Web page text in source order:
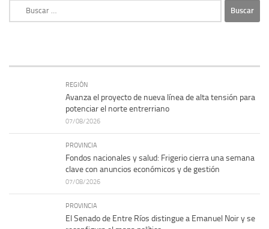
REGIÓN
Avanza el proyecto de nueva línea de alta tensión para
potenciar el norte entrerriano
07/08/2026
PROVINCIA
Fondos nacionales y salud: Frigerio cierra una semana
clave con anuncios económicos y de gestión
07/08/2026
PROVINCIA
El Senado de Entre Ríos distingue a Emanuel Noir y se